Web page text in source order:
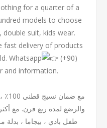
for a quarter of a
models to choose
suit, kids wear.
fast delivery of products
Whatsapp
(+90)
and information.
مع
والرضع لمدة ربع قرن. مع
طفل بادي ، بيجاما ،